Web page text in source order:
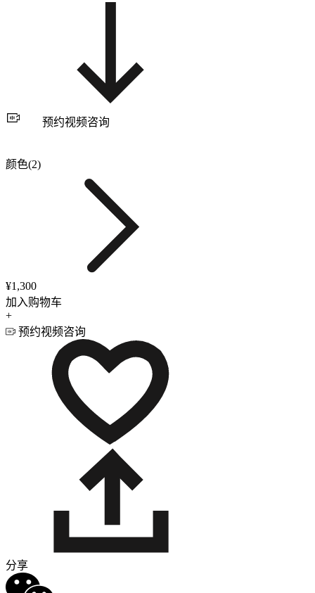
预约视频咨询
颜色(2)
¥1,300
加入购物车
+
预约视频咨询
分享